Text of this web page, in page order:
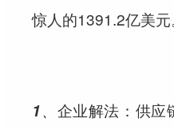
惊人的1391.2亿美元
1、 企业解法：供应